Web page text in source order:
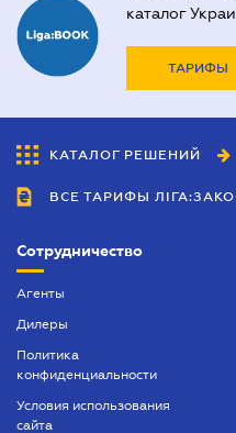
каталог
ТАРИФЫ
КАТАЛОГ РЕШЕНИЙ
ВСЕ ТАРИФЫ
Сотрудничество
Агенты
Дилеры
Политика
конфиденциальности
Условия использования
сайта